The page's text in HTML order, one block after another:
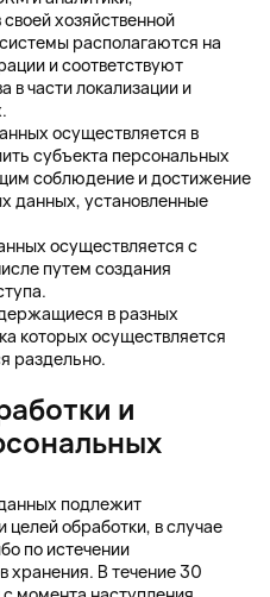
хозяйственной
располагаются на
и соответствуют
в части локализации и
осуществляется в
субъекта персональных
соблюдение и достижение
данных, установленные
осуществляется с
путем создания
в разных
которых осуществляется
раздельно.
и
подлежит
обработки, в случае
по истечении
хранения. В течение 30